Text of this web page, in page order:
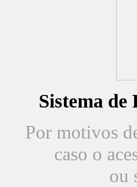
Sistema de
Por motivos
caso o
ou